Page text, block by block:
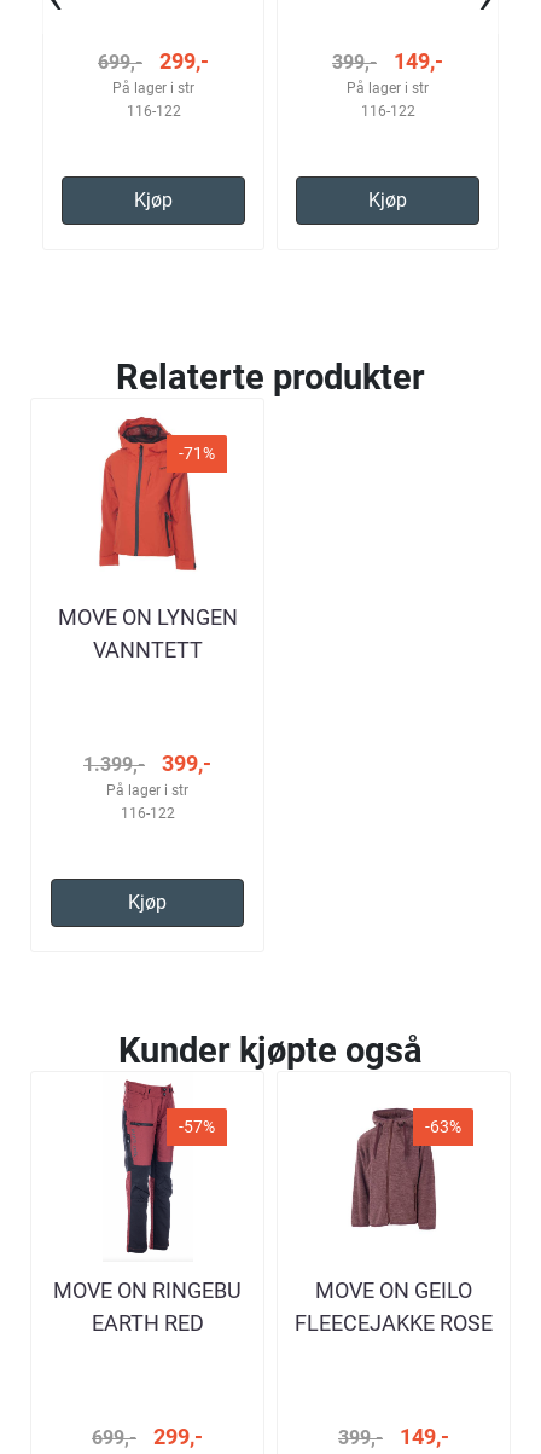
699,- 299,-
På lager i str
116-122
Kjøp
399,- 149,-
På lager i str
116-122
Kjøp
Relaterte produkter
-71%
MOVE ON LYNGEN
VANNTETT
1.399,- 399,-
På lager i str
116-122
Kjøp
Kunder kjøpte også
-57%
MOVE ON RINGEBU
EARTH RED
699,- 299,-
-63%
MOVE ON GEILO
FLEECEJAKKE ROSE
399,- 149,-